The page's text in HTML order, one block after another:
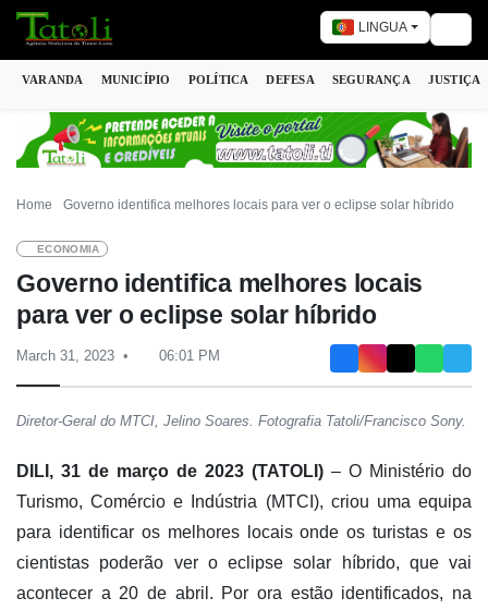
LINGUA
VARANDA MUNICÍPIO POLÍTICA DEFESA SEGURANÇA JUSTIÇA
Home Governo identifica melhores locais para ver o eclipse solar híbrido
ECONOMIA
Governo identifica melhores locais
para ver o eclipse solar híbrido
March 31, 2023 06:01 PM
Diretor-Geral do MTCI, Jelino Soares. Fotografia Tatoli/Francisco Sony.
DILI, 31 de março de 2023 (TATOLI) – O Ministério do
Turismo, Comércio e Indústria (MTCI), criou uma equipa
para identificar os melhores locais onde os turistas e os
cientistas poderão ver o eclipse solar híbrido, que vai
acontecer a 20 de abril. Por ora estão identificados, na